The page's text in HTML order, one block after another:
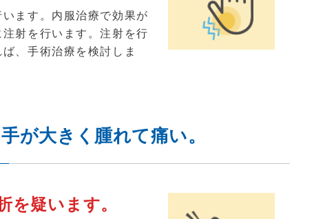
ます。内服治療で効果が
射を行います。注射を行
、手術治療を検討しま
が大きく腫れて痛い。
を疑います。